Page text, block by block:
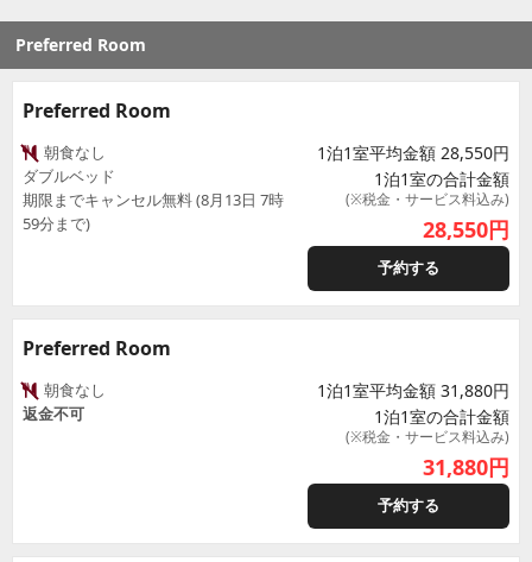
Preferred Room
Preferred Room
朝食なし
ダブルベッド
期限までキャンセル無料 (8月13日 7時
59分まで)
1泊1室平均金額 28,550円
1泊1室の合計金額
(※税金・サービス料込み)
28,550円
予約する
Preferred Room
朝食なし
返金不可
1泊1室平均金額 31,880円
1泊1室の合計金額
(※税金・サービス料込み)
31,880円
予約する